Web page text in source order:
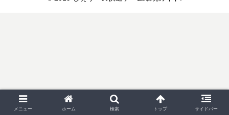
メニュー ホーム 検索 トップ サイドバー